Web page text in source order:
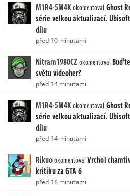
M1R4-5M4KokomentovalGhost
série velkou aktualizací.
dílu
před 10 minutami
Nitram1980CZokomentoval
světu videoher?
před 14 minutami
M1R4-5M4KokomentovalGhost
série velkou aktualizací.
dílu
před 14 minutami
RikuookomentovalVrchol
kritiku za GTA 6
před 16 minutami